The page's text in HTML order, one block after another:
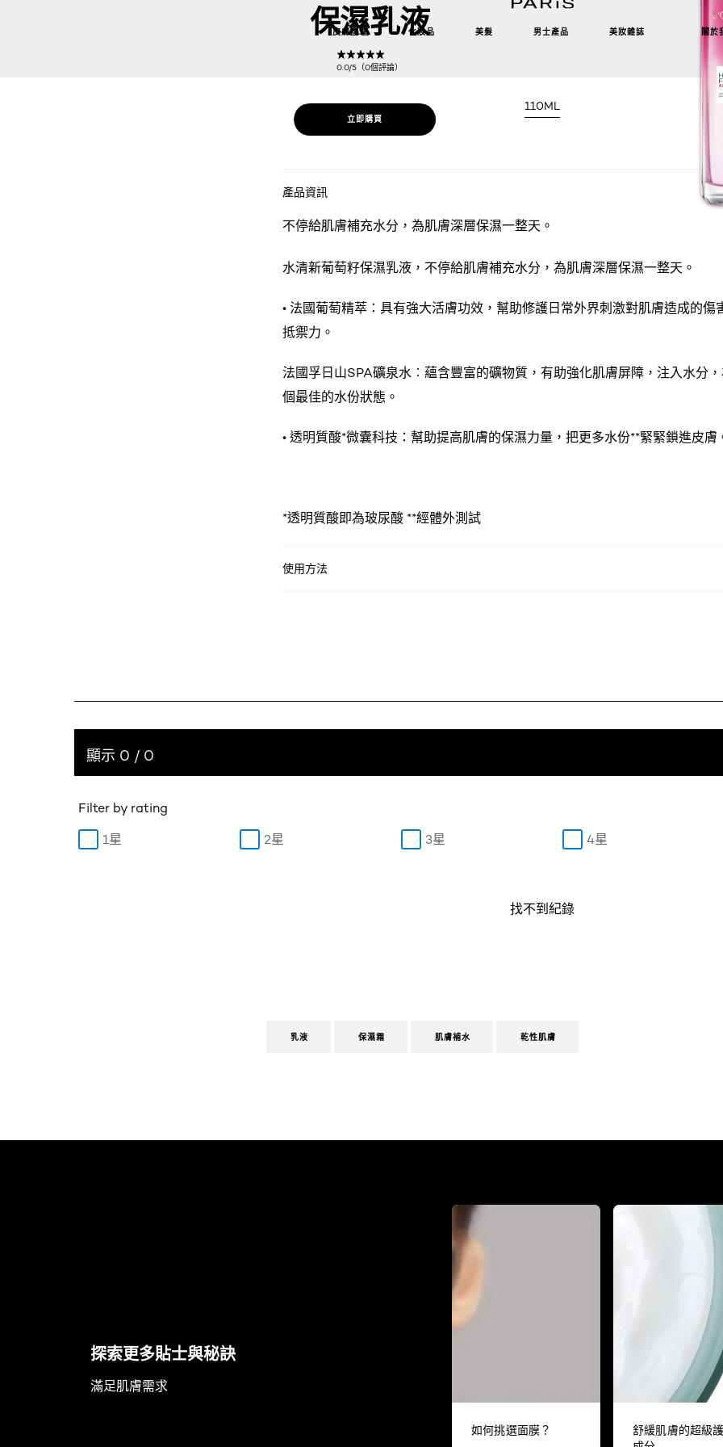
皮膚護理 化妝品 美髮 男士產品 美妝雜誌 關於
保濕乳液
0.0/5（0個評論）
立即購買
110ML
產品資訊
不停給肌膚補充水分，為肌膚深層保濕一整天。
水清新葡萄籽保濕乳液，不停給肌膚補充水分，為肌膚深層保濕一整天。
• 法國葡萄精萃：具有強大活膚功效，幫助修護日常外界刺激對肌膚造成的傷
抵禦力。
法國孚日山SPA礦泉水︰蘊含豐富的礦物質，有助強化肌膚屏障，注入水分
個最佳的水份狀態。
• 透明質酸*微囊科技：幫助提高肌膚的保濕力量，把更多水份**緊緊鎖進皮膚
*透明質酸即為玻尿酸 **經體外測試
使用方法
顯示 0 / 0
Filter by rating
1星 2星 3星 4星
找不到紀錄
乳液 保濕霜 肌膚補水 乾性肌膚
探索更多貼士與秘訣
滿足肌膚需求
如何挑選面膜？
舒緩肌膚的超級